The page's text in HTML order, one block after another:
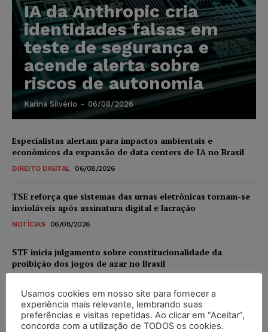
IA da Anthropic cria
identidades falsas em
teste de segurança e
acende alerta sobre
riscos de autonomia
Karina Silvério - 06/08/2026
Especialistas alertam para impactos ambientais e
econômicos da expansão de data centers de IA no Brasil
DIREITO DIGITAL 06/08/2026
TSE reforça que sistemas das urnas eletrônicas tornam-se
invioláveis após assinatura digital e lacração
NOTÍCIAS 06/08/2026
STF inicia julgamento sobre constitucionalidade da
proibição dos jogos de azar no Brasil
Projeto proíbe venda de vapes para nascidos a partir de
2009
Usamos cookies em nosso site para fornecer a
experiência mais relevante, lembrando suas
preferências e visitas repetidas. Ao clicar em “Aceitar”,
concorda com a utilização de TODOS os cookies.